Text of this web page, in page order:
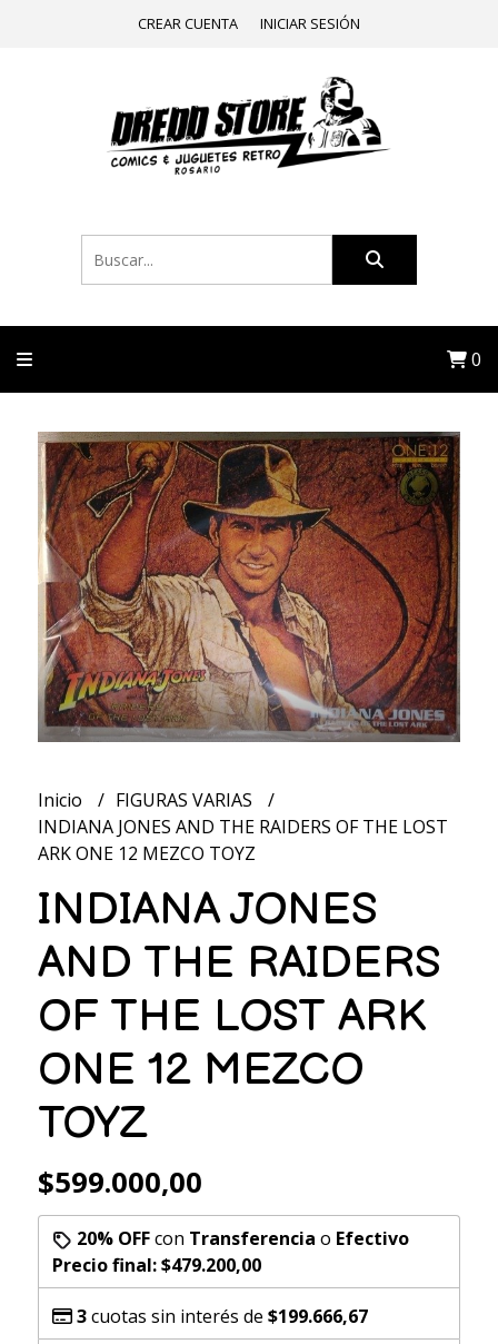
CREAR CUENTA INICIAR SESIÓN
0
Inicio
FIGURAS VARIAS
INDIANA JONES AND THE RAIDERS OF THE LOST
ARK ONE 12 MEZCO TOYZ
INDIANA JONES
AND THE RAIDERS
OF THE LOST ARK
ONE 12 MEZCO
TOYZ
$599.000,00
20% OFFcon Transferencia o Efectivo
Precio final:$479.200,00
3cuotas sin interés de $199.666,67